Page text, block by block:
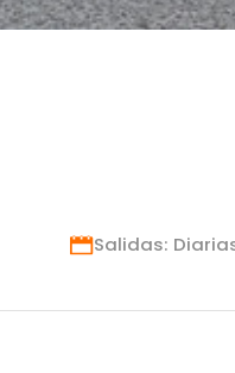
Salidas: